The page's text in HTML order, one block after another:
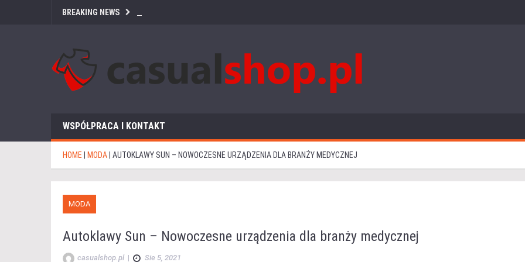
BREAKING NEWS
WSPÓŁPRACA I KONTAKT
HOME MODA AUTOKLAWY SUN – NOWOCZESNE URZĄDZENIA DLA BRANŻY MEDYCZNEJ
MODA
Autoklawy Sun – Nowoczesne urządzenia dla branży medycznej
casualshop.pl | Sie 5, 2021